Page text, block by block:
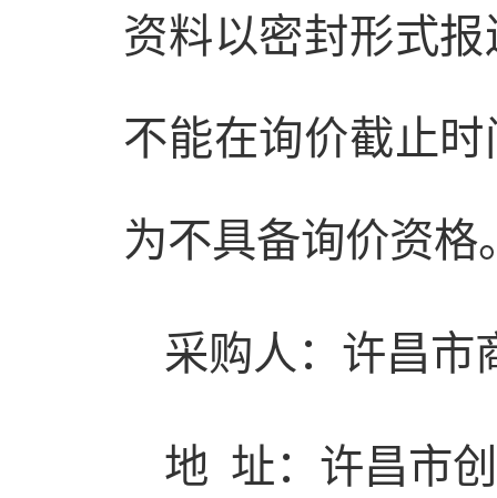
资料以密封形式
不能在询价截止
为不具备询价资格
采购人：许昌市
地 址：许昌市